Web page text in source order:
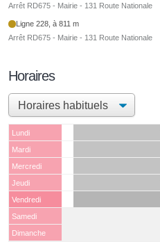
Arrêt RD675 - Mairie - 131 Route Nationale
Ligne 228, à 811 m
Arrêt RD675 - Mairie - 131 Route Nationale
Horaires
Lundi
Mardi
Mercredi
Jeudi
Vendredi
Samedi
Dimanche